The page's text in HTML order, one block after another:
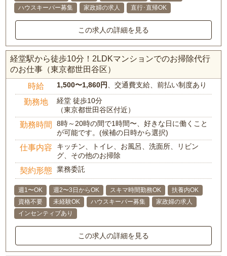
ハウスキーパー募集
家政婦の求人 直行･直帰OK
この求人の詳細を見る
経堂駅から徒歩10分！2LDKマンションでのお掃除代行
のお仕事（東京都世田谷区）
時給 1,500〜1,860円 、交通費支給、前払い制度あり
勤務地
経堂 徒歩10分
（東京都世田谷区付近）
勤務時間
8時～20時の間で1時間〜、好きな日に働くこと
が可能です。(候補の日時から選択)
仕事内容
キッチン、トイレ、お風呂、洗面所、リビン
グ、その他のお掃除
契約形態 業務委託
週1〜OK 週2〜3日からOK スキマ時間勤務OK
扶養内OK
資格不要
未経験OK ハウスキーパー募集
家政婦の求人
インセンティブあり
この求人の詳細を見る